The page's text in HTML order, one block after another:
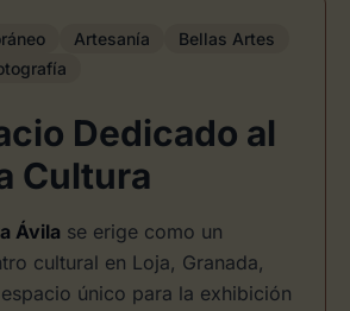
Artesanía
Bellas Artes
Dedicado al
Cultura
Ávila se erige como un
cultural en Loja, Granada,
único para la exhibición